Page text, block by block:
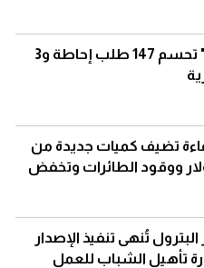
"طاقة النواب" تحسم 147 طلب إحاطة و3
تضيف كميات جديدة من
ووقود الطائرات وتخفض
تُنهى تنفيذ الإصدار
تأهيل الشباب للعمل